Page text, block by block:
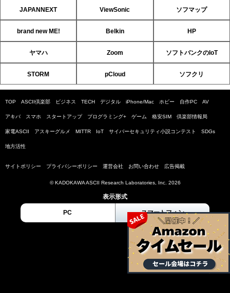
JAPANNEXT ViewSonic ソフマップ
brand new ME! Belkin HP
ヤマハ Zoom ソフトバンクのIoT
STORM pCloud ソフクリ
TOP ASCII倶楽部 ビジネス TECH デジタル iPhone/Mac ホビー 自作PC AV
アキバ スマホ スタートアップ プログラミング+ ゲーム 格安SIM 倶楽部情報局
家電ASCII アスキーグルメ MITTR IoT サイバーセキュリティ小説コンテスト SDGs
地方活性
サイトポリシー プライバシーポリシー 運営会社 お問い合わせ 広告掲載
© KADOKAWA ASCII Research Laboratories, Inc. 2026
表示形式
PC スマートフォン